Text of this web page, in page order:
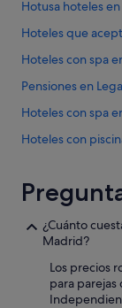
Hotusa hoteles
Hoteles que
Hoteles con spa
Pensiones en
Hoteles con spa
Hoteles con
Hoteles con
Hoteles con spa
Pensiones en
Hoteles con
Hoteles
¿Cuánto
Madrid?
Los precios
para